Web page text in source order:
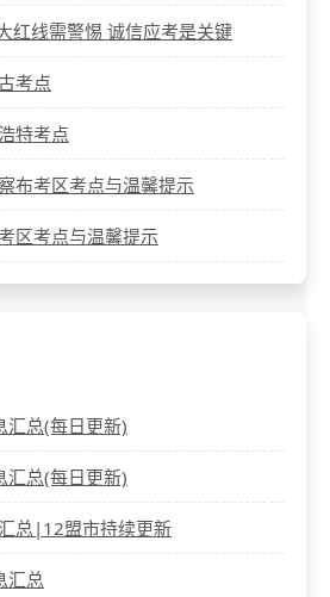
红线需警惕 诚信应考是关键
考点
特考点
布考区考点与温馨提示
区考点与温馨提示
总(每日更新)
总(每日更新)
总|12盟市持续更新
汇总